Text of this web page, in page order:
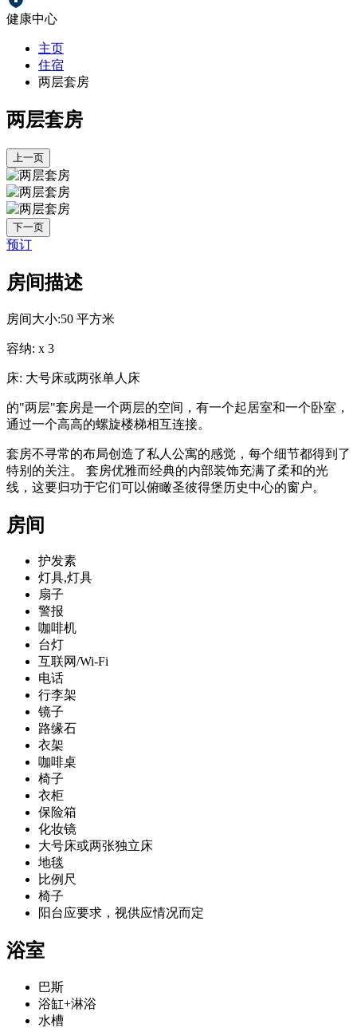
健康中心
主页
住宿
两层套房
两层套房
上一页
下一页
预订
房间描述
房间大小:50 平方米
容纳: x 3
床: 大号床或两张单人床
的"两层"套房是一个两层的空间，有一个起居室和一个卧室，
通过一个高高的螺旋楼梯相互连接。
套房不寻常的布局创造了私人公寓的感觉，每个细节都得到了
特别的关注。 套房优雅而经典的内部装饰充满了柔和的光
线，这要归功于它们可以俯瞰圣彼得堡历史中心的窗户。
房间
护发素
灯具,灯具
扇子
警报
咖啡机
台灯
互联网/Wi-Fi
电话
行李架
镜子
路缘石
衣架
咖啡桌
椅子
衣柜
保险箱
化妆镜
大号床或两张独立床
地毯
比例尺
椅子
阳台应要求，视供应情况而定
浴室
巴斯
浴缸+淋浴
水槽